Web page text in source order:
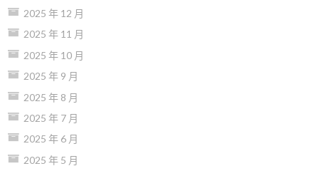
2025 年 12 月
2025 年 11 月
2025 年 10 月
2025 年 9 月
2025 年 8 月
2025 年 7 月
2025 年 6 月
2025 年 5 月